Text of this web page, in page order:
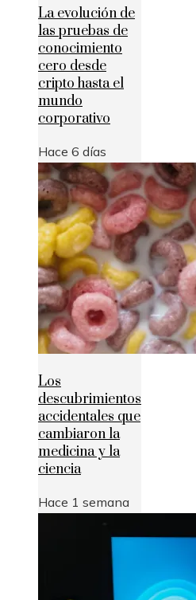
La evolución de
las pruebas de
conocimiento
cero desde
cripto hasta el
mundo
corporativo
Hace 6 días
Los
descubrimientos
accidentales que
cambiaron la
medicina y la
ciencia
Hace 1 semana